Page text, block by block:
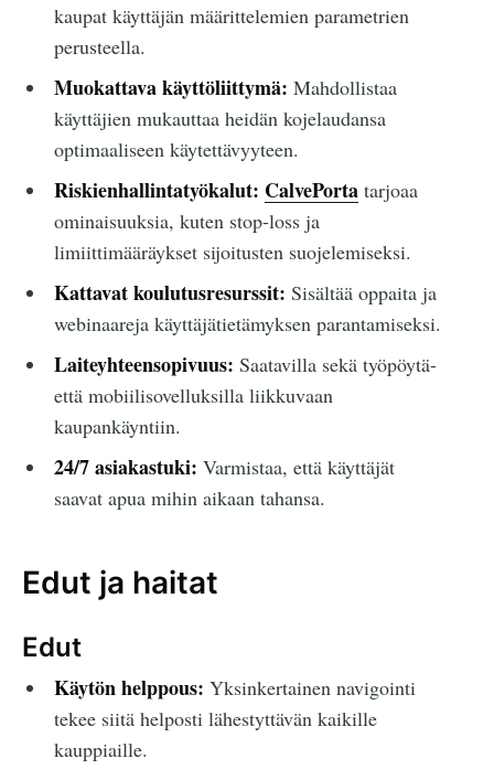
kaupat käyttäjän määrittelemien parametrien
perusteella.
Muokattava käyttöliittymä: Mahdollistaa
käyttäjien mukauttaa heidän kojelaudansa
optimaaliseen käytettävyyteen.
Riskienhallintatyökalut: CalvePortatarjoaa
ominaisuuksia, kuten stop-loss ja
limiittimääräykset sijoitusten suojelemiseksi.
Kattavat koulutusresurssit: Sisältää oppaita ja
webinaareja käyttäjätietämyksen parantamiseksi.
Laiteyhteensopivuus: Saatavilla sekä työpöytä-
että mobiilisovelluksilla liikkuvaan
kaupankäyntiin.
24/7 asiakastuki: Varmistaa, että käyttäjät
saavat apua mihin aikaan tahansa.
Edut ja haitat
Edut
Käytön helppous: Yksinkertainen navigointi
tekee siitä helposti lähestyttävän kaikille
kauppiaille.